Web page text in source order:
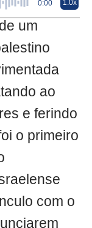
0:00 1.0x
um
ao
e ferindo
o primeiro
com o